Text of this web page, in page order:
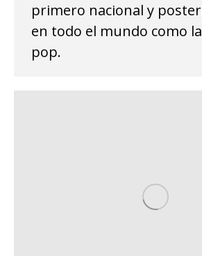
primero nacional y
en todo el mundo como
pop.